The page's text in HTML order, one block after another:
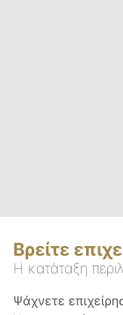
Βρείτε
Η κατάταξη
Ψάχνετε